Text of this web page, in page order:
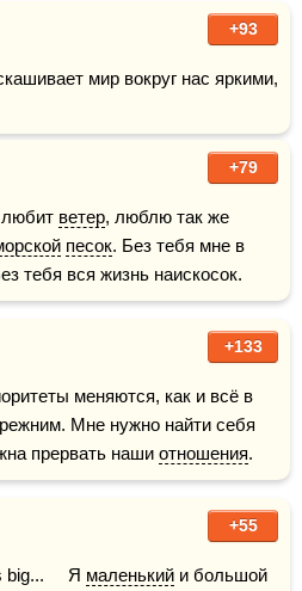
+93
мир вокруг нас яркими,
+79
любит ветер, люблю так же
песок. Без тебя мне в
тебя вся жизнь наискосок.
+133
меняются, как и всё в
Мне нужно найти себя
прервать наши отношения.
+55
big...     Я маленький и большой